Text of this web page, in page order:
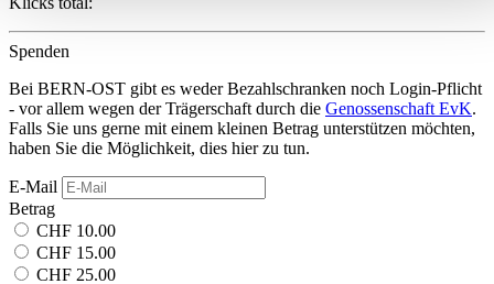
können und die Zugriffe auf unsere Website zu analysieren.
unserer Website an unsere Partner für soziale Medien,
Werbung und Analysen weiter. Unsere Partner führen diese
Informationen möglicherweise mit weiteren Daten
die Sie ihnen bereitgestellt haben oder die sie im Rahmen
Ihrer Nutzung der Dienste gesammelt haben.
Spenden
Bei BERN-OST gibt es weder Bezahlschranken noch Login-Pflicht
- vor allem wegen der Trägerschaft durch die Genossenschaft EvK.
Falls Sie uns gerne mit einem kleinen Betrag unterstützen möchten,
haben Sie die Möglichkeit, dies hier zu tun.
E-Mail
Betrag
CHF 10.00
CHF 15.00
CHF 25.00